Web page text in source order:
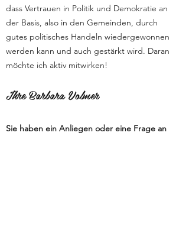
dass Vertrauen in Politik und Demokratie an
der Basis, also in den Gemeinden, durch
gutes politisches Handeln wiedergewonnen
werden kann und auch gestärkt wird. Daran
möchte ich aktiv mitwirken!
Ihre Barbara Volmer
Sie haben ein Anliegen oder eine Frage an